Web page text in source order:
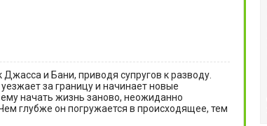
и Бани, приводя супругов к разводу.
за границу и начинает новые
начать жизнь заново, неожиданно
глубже он погружается в происходящее, тем